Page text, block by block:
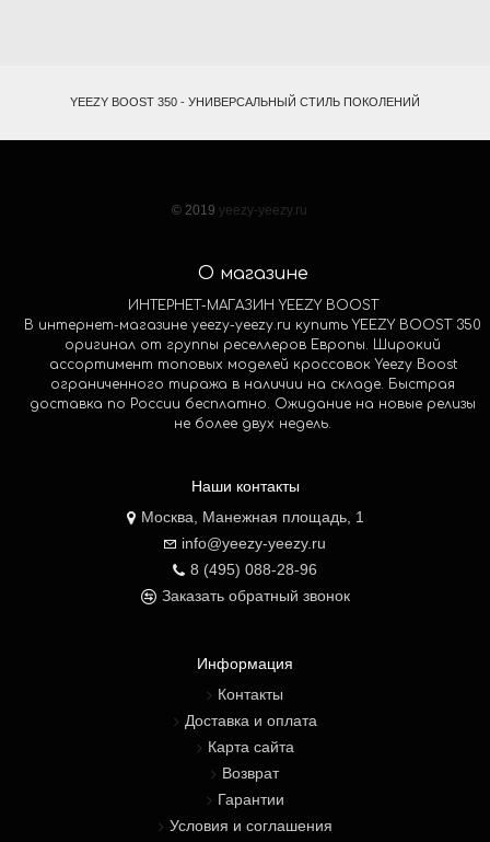
YEEZY BOOST 350 - УНИВЕРСАЛЬНЫЙ СТИЛЬ ПОКОЛЕНИЙ
© 2019 yeezy-yeezy.ru
О магазине
ИНТЕРНЕТ-МАГАЗИН YEEZY BOOST
В интернет-магазине yeezy-yeezy.ru купить YEEZY BOOST 350
оригинал от группы реселлеров Европы. Широкий
ассортимент топовых моделей кроссовок Yeezy Boost
ограниченного тиража в наличии на складе. Быстрая
доставка по России бесплатно. Ожидание на новые релизы
не более двух недель.
Наши контакты
Москва, Манежная площадь, 1
info@yeezy-yeezy.ru
8 (495) 088-28-96
Заказать обратный звонок
Информация
Контакты
Доставка и оплата
Карта сайта
Возврат
Гарантии
Условия и соглашения